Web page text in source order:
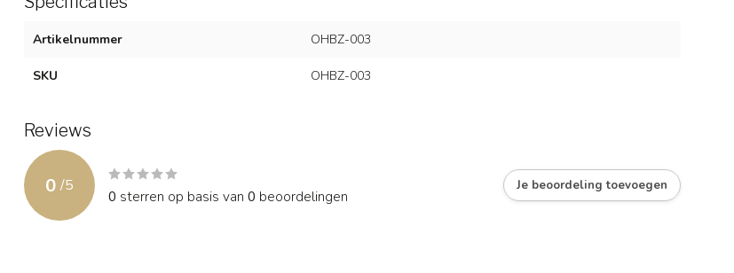
Artikelnummer OHBZ-003
SKU OHBZ-003
Reviews
0 /5
0 sterren op basis van 0 beoordelingen
Je beoordeling toevoegen